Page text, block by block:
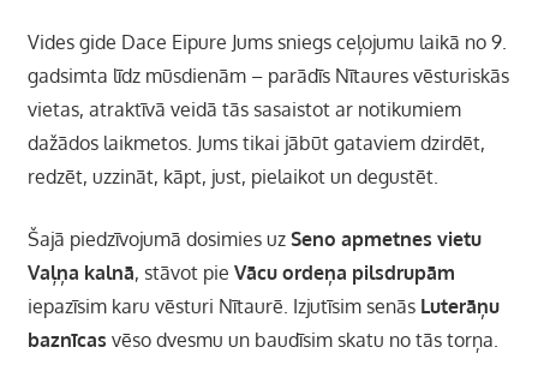
Vides gide Dace Eipure Jums sniegs ceļojumu laikā no 9.
gadsimta līdz mūsdienām – parādīs Nītaures vēsturiskās
vietas, atraktīvā veidā tās sasaistot ar notikumiem
dažādos laikmetos. Jums tikai jābūt gataviem dzirdēt,
redzēt, uzzināt, kāpt, just, pielaikot un degustēt.
Šajā piedzīvojumā dosimies uz Seno apmetnes vietu
Vaļņa kalnā, stāvot pie Vācu ordeņa pilsdrupām
iepazīsim karu vēsturi Nītaurē. Izjutīsim senās Luterāņu
baznīcas vēso dvesmu un baudīsim skatu no tās torņa.